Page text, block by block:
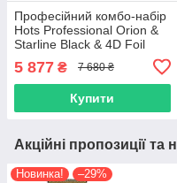
Професійний комбо-набір
Hots Professional Orion &
Starline Black & 4D Foil
5 877 ₴ 7 680 ₴
Купити
Акційні пропозиції та
Новинка! –29%